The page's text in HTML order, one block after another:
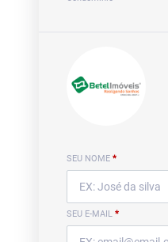
SEU NOME *
SEU E-MAIL *